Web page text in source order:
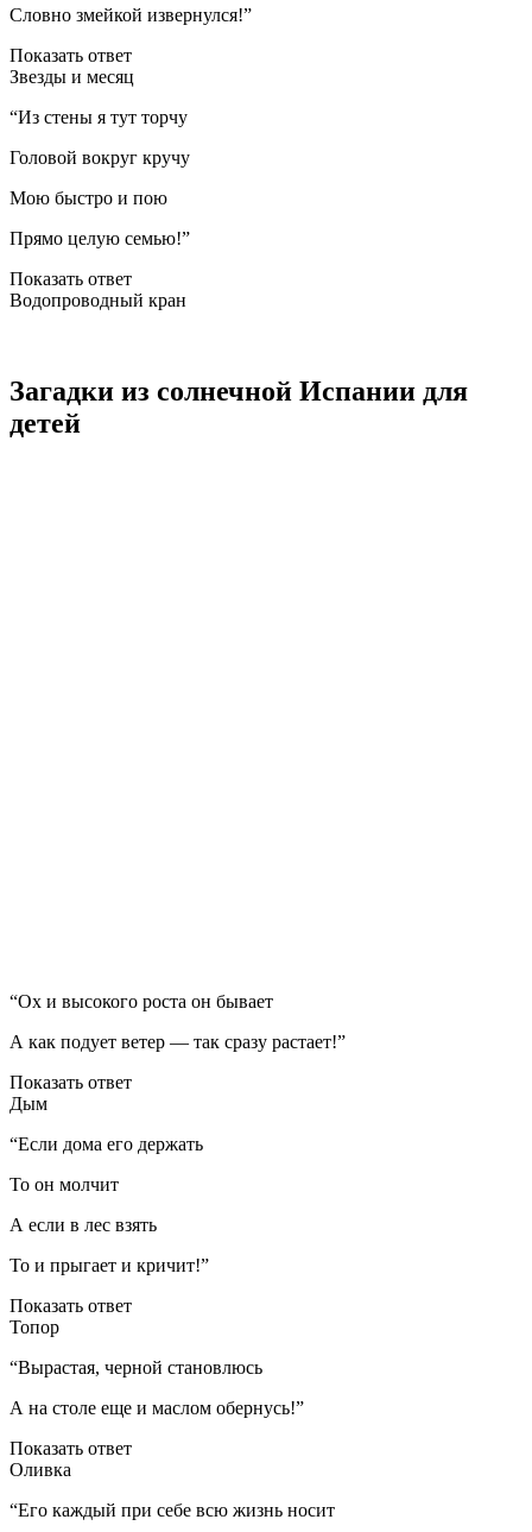
Словно змейкой извернулся!”
Показать ответ
Звезды и месяц
“Из стены я тут торчу
Головой вокруг кручу
Мою быстро и пою
Прямо целую семью!”
Показать ответ
Водопроводный кран
Загадки из солнечной Испании для
детей
“Ох и высокого роста он бывает
А как подует ветер — так сразу растает!”
Показать ответ
Дым
“Если дома его держать
То он молчит
А если в лес взять
То и прыгает и кричит!”
Показать ответ
Топор
“Вырастая, черной становлюсь
А на столе еще и маслом обернусь!”
Показать ответ
Оливка
“Его каждый при себе всю жизнь носит